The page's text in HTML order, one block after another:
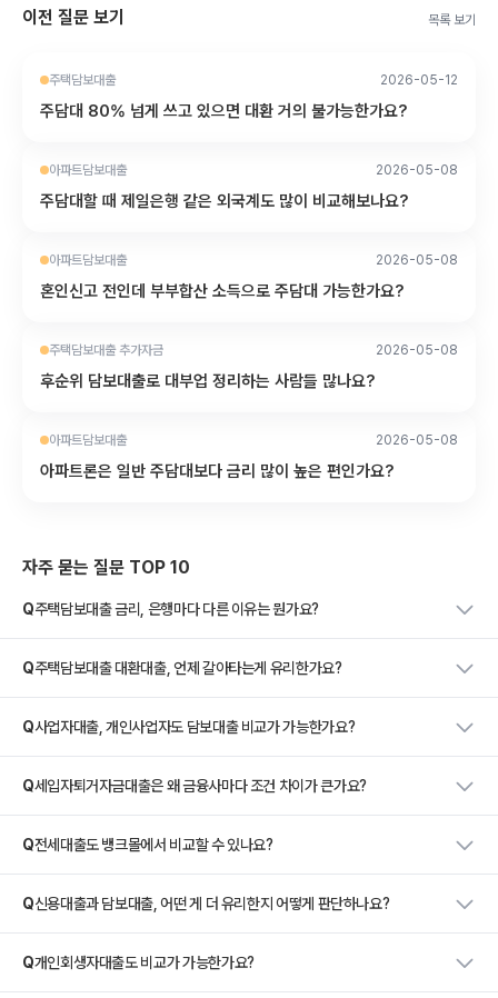
이전 질문 보기 목록 보기
주택담보대출 2026-05-12
주담대 80% 넘게 쓰고 있으면 대환 거의 불가능한가요?
아파트담보대출 2026-05-08
주담대할 때 제일은행 같은 외국계도 많이 비교해보나요?
아파트담보대출 2026-05-08
혼인신고 전인데 부부합산 소득으로 주담대 가능한가요?
주택담보대출 추가자금 2026-05-08
후순위 담보대출로 대부업 정리하는 사람들 많나요?
아파트담보대출 2026-05-08
아파트론은 일반 주담대보다 금리 많이 높은 편인가요?
자주 묻는 질문 TOP 10
Q주택담보대출 금리, 은행마다 다른 이유는 뭔가요?
Q주택담보대출 대환대출, 언제 갈아타는게 유리한가요?
Q사업자대출, 개인사업자도 담보대출 비교가 가능한가요?
Q세입자퇴거자금대출은 왜 금융사마다 조건 차이가 큰가요?
Q전세대출도 뱅크몰에서 비교할 수 있나요?
Q신용대출과 담보대출, 어떤 게 더 유리한지 어떻게 판단하나요?
Q개인회생자대출도 비교가 가능한가요?